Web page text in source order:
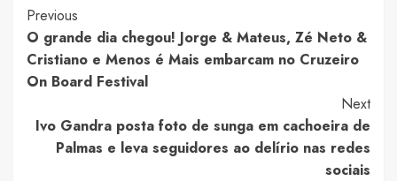
Post
Navigation
Previous
O grande dia chegou! Jorge & Mateus, Zé Neto &
Cristiano e Menos é Mais embarcam no Cruzeiro
On Board Festival
Next
Ivo Gandra posta foto de sunga em cachoeira de
Palmas e leva seguidores ao delírio nas redes
sociais